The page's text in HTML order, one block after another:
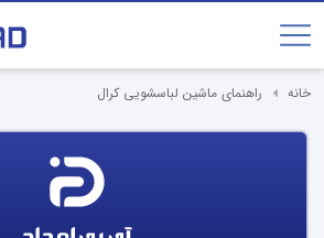
خانه راهنمای ماشین لباسشویی کرال